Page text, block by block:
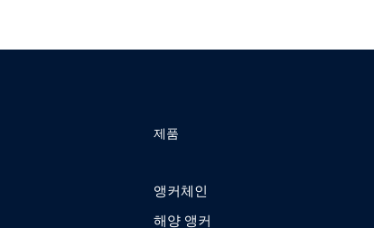
제품
앵커체인
해양 앵커